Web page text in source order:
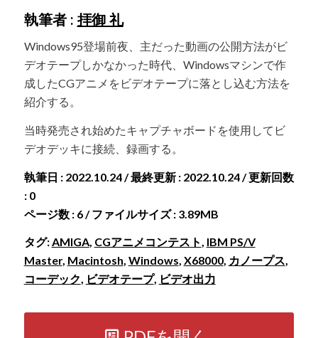
執筆者 : 拝御 礼
Windows95登場前夜、主だった動画の公開方法がビ
デオテープしかなかった時代、Windowsマシンで作
成したCGアニメをビデオテープに落とし込む方法を
紹介する。
当時発売され始めたキャプチャボードを使用してビ
デオデッキに接続、録画する。
執筆日 : 2022.10.24 / 最終更新 : 2022.10.24 / 更新回数
: 0
ページ数 : 6 / ファイルサイズ : 3.89MB
タグ:AMIGA, CGアニメコンテスト, IBM PS/V
Master, Macintosh, Windows, X68000, カノープス,
コーデック, ビデオテープ, ビデオ出力